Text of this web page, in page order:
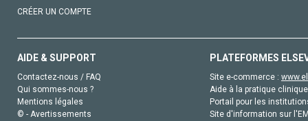
CRÉER UN COMPTE
AIDE & SUPPORT
Contactez-nous / FAQ
Qui sommes-nous ?
Mentions légales
© - Avertissements
PLATEFORMES
Site e-commerce :
Aide à la pratique
Portail pour les
Site d'information sur